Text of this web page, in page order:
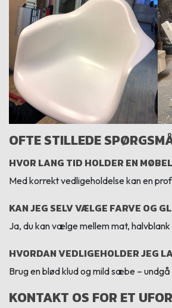
OFTE STILLEDE
HVOR LANG TID HOLDER EN
Med korrekt vedligeholdelse kan en
KAN JEG SELV VÆLGE FARVE OG
Ja, du kan vælge mellem mat,
HVORDAN VEDLIGEHOLDER JEG
Brug en blød klud og mild sæbe –
KONTAKT OS FOR ET